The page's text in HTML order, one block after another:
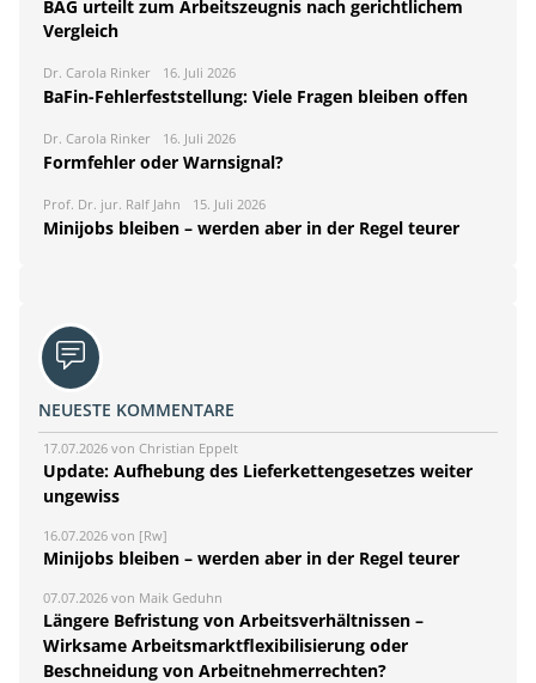
BAG urteilt zum Arbeitszeugnis nach gerichtlichem
Vergleich
Dr. Carola Rinker 16. Juli 2026
BaFin-Fehlerfeststellung: Viele Fragen bleiben offen
Dr. Carola Rinker 16. Juli 2026
Formfehler oder Warnsignal?
Prof. Dr. jur. Ralf Jahn 15. Juli 2026
Minijobs bleiben – werden aber in der Regel teurer
NEUESTE KOMMENTARE
17.07.2026 von Christian Eppelt
Update: Aufhebung des Lieferkettengesetzes weiter
ungewiss
16.07.2026 von [Rw]
Minijobs bleiben – werden aber in der Regel teurer
07.07.2026 von Maik Geduhn
Längere Befristung von Arbeitsverhältnissen –
Wirksame Arbeitsmarktflexibilisierung oder
Beschneidung von Arbeitnehmerrechten?